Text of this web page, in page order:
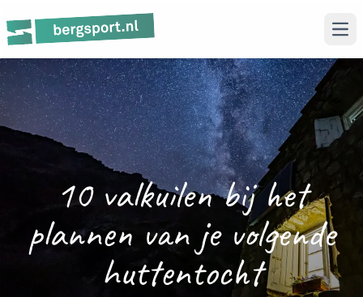
10 valkuilen bij het
plannen van je volgende
huttentocht